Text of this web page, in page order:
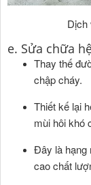
Dịch
e. Sửa chữa
Thay thế
chập cháy.
Thiết kế lại
mùi hôi khó
Đây là hạng
cao chất